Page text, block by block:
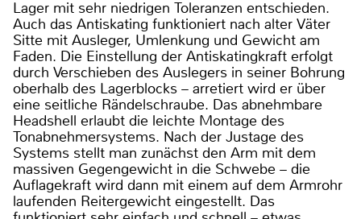
Lager mit sehr niedrigen Toleranzen entschieden.
Auch das Antiskating funktioniert nach alter Väter
Sitte mit Ausleger, Umlenkung und Gewicht am
Faden. Die Einstellung der Antiskatingkraft erfolgt
durch Verschieben des Auslegers in seiner Bohrung
oberhalb des Lagerblocks – arretiert wird er über
eine seitliche Rändelschraube. Das abnehmbare
Headshell erlaubt die leichte Montage des
Tonabnehmersystems. Nach der Justage des
Systems stellt man zunächst den Arm mit dem
massiven Gegengewicht in die Schwebe – die
Auflagekraft wird dann mit einem auf dem Armrohr
laufenden Reitergewicht eingestellt. Das